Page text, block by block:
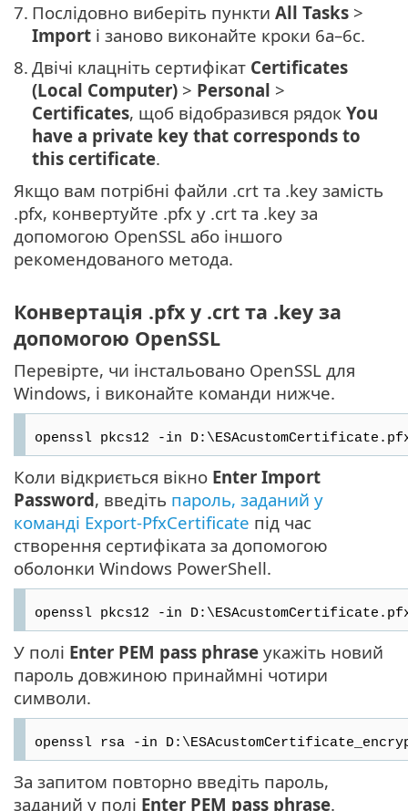
7. Послідовно виберіть пункти All Tasks >
Import і заново виконайте кроки 6a–6c.
8. Двічі клацніть сертифікат Certificates
(Local Computer) > Personal >
Certificates, щоб відобразився рядок You
have a private key that corresponds to
this certificate.
Якщо вам потрібні файли .crt та .key замість
.pfx, конвертуйте .pfx у .crt та .key за
допомогою OpenSSL або іншого
рекомендованого метода.
Конвертація .pfx у .crt та .key за
допомогою OpenSSL
Перевірте, чи інстальовано OpenSSL для
Windows, і виконайте команди нижче.
openssl pkcs12 -in
Коли відкриється вікно Enter Import
Password, введіть пароль, заданий у
команді Export-PfxCertificate під час
створення сертифіката за допомогою
оболонки Windows PowerShell.
openssl pkcs12 -in
У полі Enter PEM pass phrase укажіть новий
пароль довжиною принаймні чотири
символи.
openssl rsa -in
За запитом повторно введіть пароль,
заданий у полі Enter PEM pass phrase.